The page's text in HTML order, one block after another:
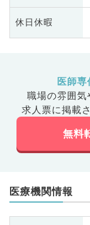
休日休暇
医師
職場の雰囲気
求人票に掲載
無料
医療機関情報